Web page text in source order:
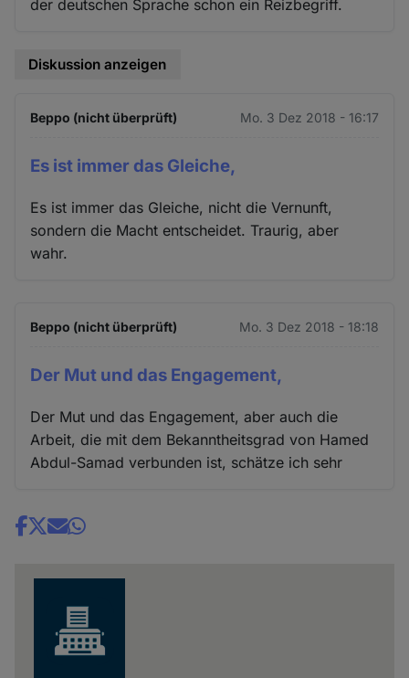
der deutschen Sprache schon ein Reizbegriff.
Diskussion anzeigen
Beppo (nicht überprüft) Mo. 3 Dez 2018 - 16:17
Es ist immer das Gleiche,
Es ist immer das Gleiche, nicht die Vernunft,
sondern die Macht entscheidet. Traurig, aber
wahr.
Beppo (nicht überprüft) Mo. 3 Dez 2018 - 18:18
Der Mut und das Engagement,
Der Mut und das Engagement, aber auch die
Arbeit, die mit dem Bekanntheitsgrad von Hamed
Abdul-Samad verbunden ist, schätze ich sehr
Share